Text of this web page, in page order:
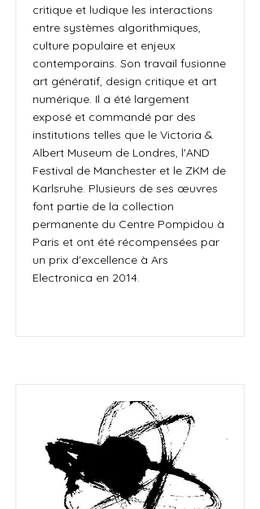
critique et ludique les interactions
entre systèmes algorithmiques,
culture populaire et enjeux
contemporains. Son travail fusionne
art génératif, design critique et art
numérique. Il a été largement
exposé et commandé par des
institutions telles que le Victoria &
Albert Museum de Londres, l'AND
Festival de Manchester et le ZKM de
Karlsruhe. Plusieurs de ses œuvres
font partie de la collection
permanente du Centre Pompidou à
Paris et ont été récompensées par
un prix d'excellence à Ars
Electronica en 2014.